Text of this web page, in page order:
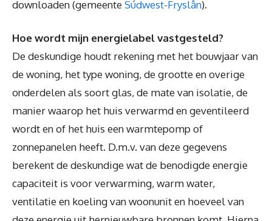
downloaden (gemeenteSúdwest-Fryslân).
Hoe wordt mijn energielabel vastgesteld?
De deskundige houdt rekening met het bouwjaar van
de woning, het type woning, de grootte en overige
onderdelen als soort glas, de mate van isolatie, de
manier waarop het huis verwarmd en geventileerd
wordt en of het huis een warmtepomp of
zonnepanelen heeft. D.m.v. van deze gegevens
berekent de deskundige wat de benodigde energie
capaciteit is voor verwarming, warm water,
ventilatie en koeling van woonunit en hoeveel van